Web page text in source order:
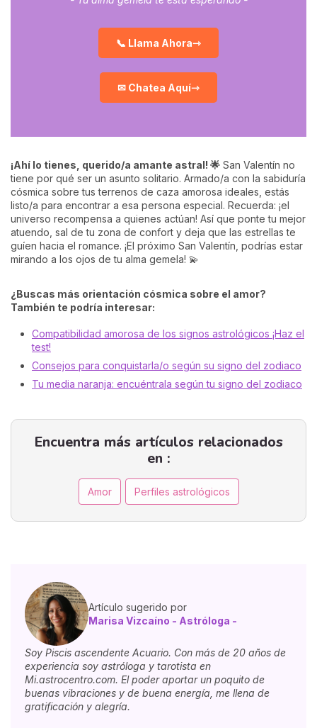
📞 Llama Ahora
✉ Chatea Aquí
¡Ahí lo tienes, querido/a amante astral! 🌟 San Valentín no
tiene por qué ser un asunto solitario. Armado/a con la sabiduría
cósmica sobre tus terrenos de caza amorosa ideales, estás
listo/a para encontrar a esa persona especial. Recuerda: ¡el
universo recompensa a quienes actúan! Así que ponte tu mejor
atuendo, sal de tu zona de confort y deja que las estrellas te
guíen hacia el romance. ¡El próximo San Valentín, podrías estar
mirando a los ojos de tu alma gemela! 💫
¿Buscas más orientación cósmica sobre el amor?
También te podría interesar:
Compatibilidad amorosa de los signos astrológicos ¡Haz el
test!
Consejos para conquistarla/o según su signo del zodiaco
Tu media naranja: encuéntrala según tu signo del zodiaco
Encuentra más artículos relacionados
en :
Amor Perfiles astrológicos
Artículo sugerido por
Marisa Vizcaíno - Astróloga -
Soy Piscis ascendente Acuario. Con más de 20 años de
experiencia soy astróloga y tarotista en
Mi.astrocentro.com. El poder aportar un poquito de
buenas vibraciones y de buena energía, me llena de
gratificación y alegría.